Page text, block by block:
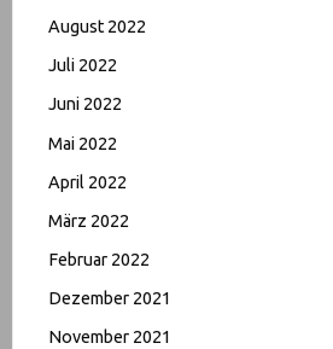
August 2022
Juli 2022
Juni 2022
Mai 2022
April 2022
März 2022
Februar 2022
Dezember 2021
November 2021